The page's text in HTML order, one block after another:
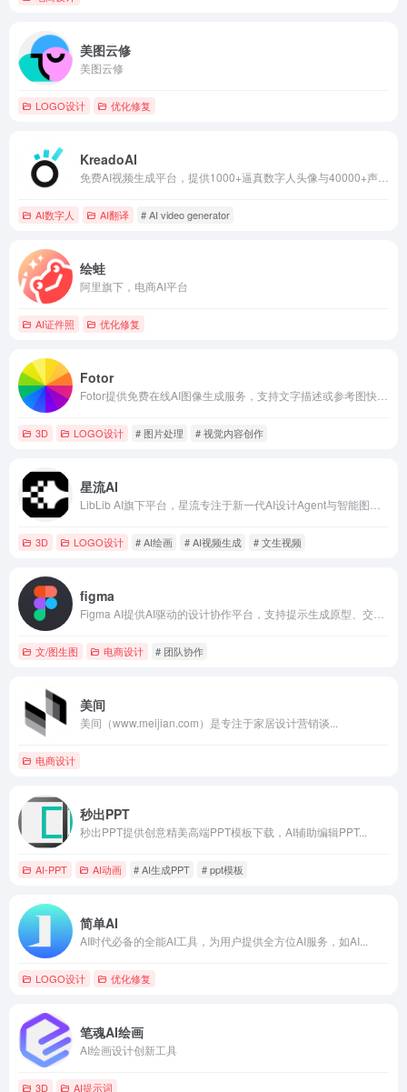
美图云修
美图云修
LOGO设计 优化修复
KreadoAI
AI数字人 AI翻译 # AI video generator
绘蛙
阿里旗下，电商AI平台
AI证件照 优化修复
Fotor
3D LOGO设计 # 图片处理 # 视觉内容创作
星流AI
3D LOGO设计 # AI绘画 # AI视频生成 # 文生视频
figma
文/图生图 电商设计 # 团队协作
美间
美间（www.meijian.com）是专注于家居设计营销谈...
电商设计
秒出PPT
秒出PPT提供创意精美高端PPT模板下载，AI辅助编辑PPT...
AI-PPT AI动画 # AI生成PPT # ppt模板
简单AI
AI时代必备的全能AI工具，为用户提供全方位AI服务，如AI...
LOGO设计 优化修复
笔魂AI绘画
AI绘画设计创新工具
3D AI提示词